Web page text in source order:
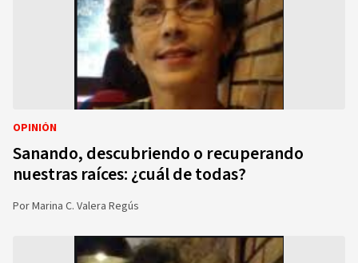
OPINIÓN
Sanando, descubriendo o recuperando
nuestras raíces: ¿cuál de todas?
PorMarina C. Valera Regús